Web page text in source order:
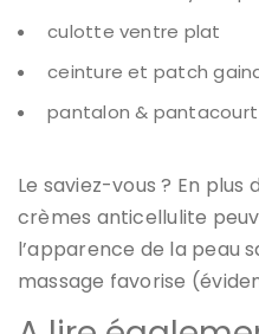
culotte ventre plat
ceinture et patch
pantalon & pantacourt
Le saviez-vous ? En plus
crèmes anticellulite
l’apparence de la peau
massage favorise